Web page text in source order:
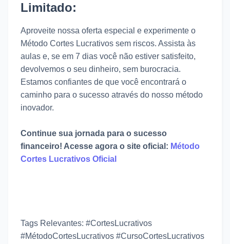
Limitado:
Aproveite nossa oferta especial e experimente o
Método Cortes Lucrativos sem riscos. Assista às
aulas e, se em 7 dias você não estiver satisfeito,
devolvemos o seu dinheiro, sem burocracia.
Estamos confiantes de que você encontrará o
caminho para o sucesso através do nosso método
inovador.
Continue sua jornada para o sucesso
financeiro! Acesse agora o site oficial: Método
Cortes Lucrativos Oficial
Tags Relevantes: #CortesLucrativos
#MétodoCortesLucrativos #CursoCortesLucrativos